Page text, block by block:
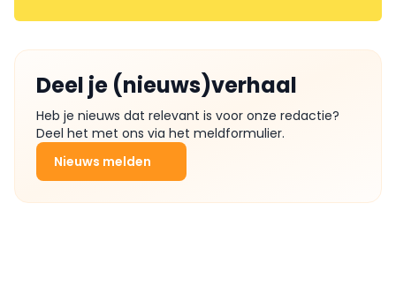
Deel je (nieuws)verhaal
Heb je nieuws dat relevant is voor onze redactie?
Deel het met ons via het meldformulier.
Nieuws melden